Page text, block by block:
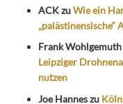
ACKzuWie ein
Frank Wohlgemuth
Leipziger
nutzen
Joe Hanneszu